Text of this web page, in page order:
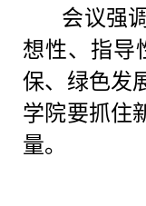
会议强
想性、指导
保、绿色发
学院要抓住
量。